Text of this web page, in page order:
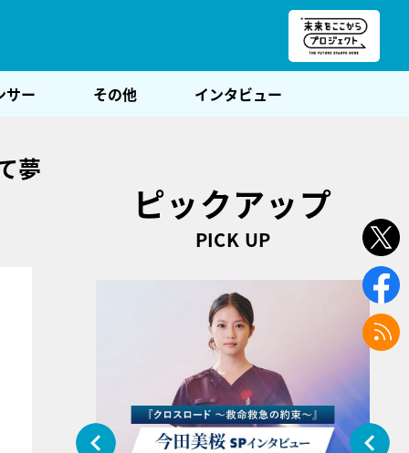
サー その他 インタビュー
夢
ピックアップ
PICK UP